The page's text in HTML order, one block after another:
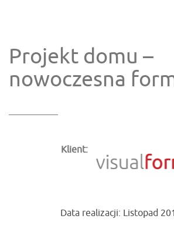
Projekt domu –
nowoczesna
Klient:
Data realizacji: Listopad